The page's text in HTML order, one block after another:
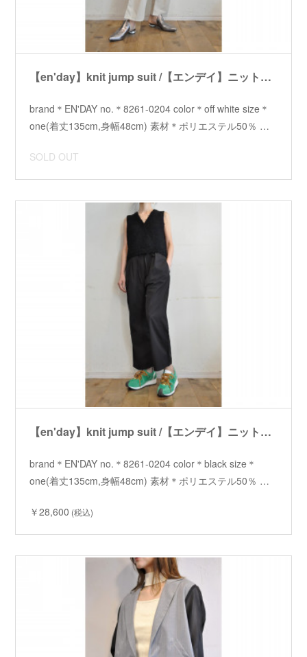
【en'day】knit jump suit /【エンデイ】ニットジャンプスーツ
brand＊EN'DAY no.＊8261-0204 color＊off white size＊
one(着丈135cm,身幅48cm) 素材＊ポリエステル50％ …
SOLD OUT
【en'day】knit jump suit /【エンデイ】ニットジャンプスーツ
brand＊EN'DAY no.＊8261-0204 color＊black size＊
one(着丈135cm,身幅48cm) 素材＊ポリエステル50％ …
￥28,600 (税込)